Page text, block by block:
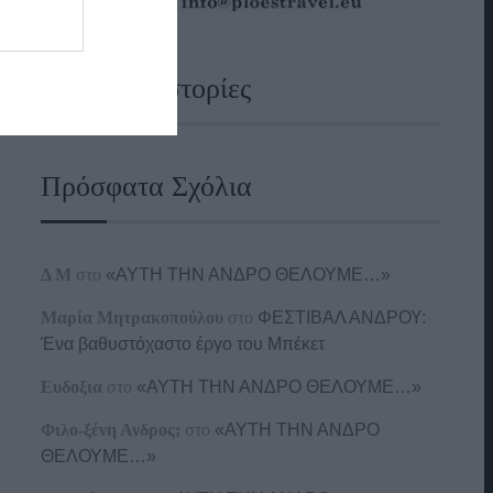
Ναυτικές Ιστορίες
Πρόσφατα Σχόλια
Δ Μ στο «ΑΥΤΗ ΤΗΝ ΑΝΔΡΟ ΘΕΛΟΥΜΕ…»
Μαρία Μητρακοπούλου στο ΦΕΣΤΙΒΑΛ ΑΝΔΡΟΥ:
Ένα βαθυστόχαστο έργο του Μπέκετ
Ευδοξια στο «ΑΥΤΗ ΤΗΝ ΑΝΔΡΟ ΘΕΛΟΥΜΕ…»
Φιλο-ξένη Ανδρος; στο «ΑΥΤΗ ΤΗΝ ΑΝΔΡΟ
ΘΕΛΟΥΜΕ…»